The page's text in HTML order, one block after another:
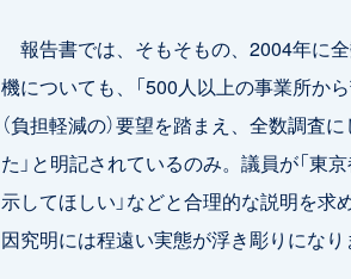
報告書では、そもそもの、2004年に
機についても、「500人以上の事業所か
（負担軽減の）要望を踏まえ、全数調査
た」と明記されているのみ。議員が「東
示してほしい」などと合理的な説明を
因究明には程遠い実態が浮き彫りになり